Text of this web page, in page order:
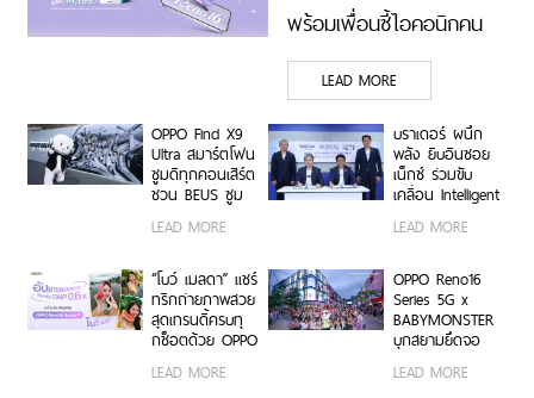
พร้อมเพื่อนซี้ไอคอนิกคน
ล่าสุด Pingu Limited
Edition เติมความน่ารักทุก
โมเมนต์ เริ่ม 7 ส.ค. 69
LEAD MORE
OPPO Find X9
Ultra สมาร์ตโฟน
ซูมดีทุกคอนเสิร์ต
ชวน BEUS ซูม
เก็บทุกโมเมนต์
ความสนุกสุดคม
BUS LIGHT AS
ONE
LEAD MORE
บราเดอร์ ผนึก
พลัง ยิบอินซอย
เน็กซ์ ร่วมขับ
เคลื่อน Intelligent
Transformation
Platform ยก
ระดับการจัดการ
ข้อมูลสู่ยุค
Digital-First
Enterprise
LEAD MORE
“โบว์ เมลดา” แชร์
ทริกถ่ายภาพสวย
สุดเทรนดี้ครบทุ
กช็อตด้วย OPPO
5G
LEAD MORE
OPPO Reno16
Series 5G x
BABYMONSTER
บุกสยามยึดจอ
บันดาลใจให้ทุก
LEAD MORE